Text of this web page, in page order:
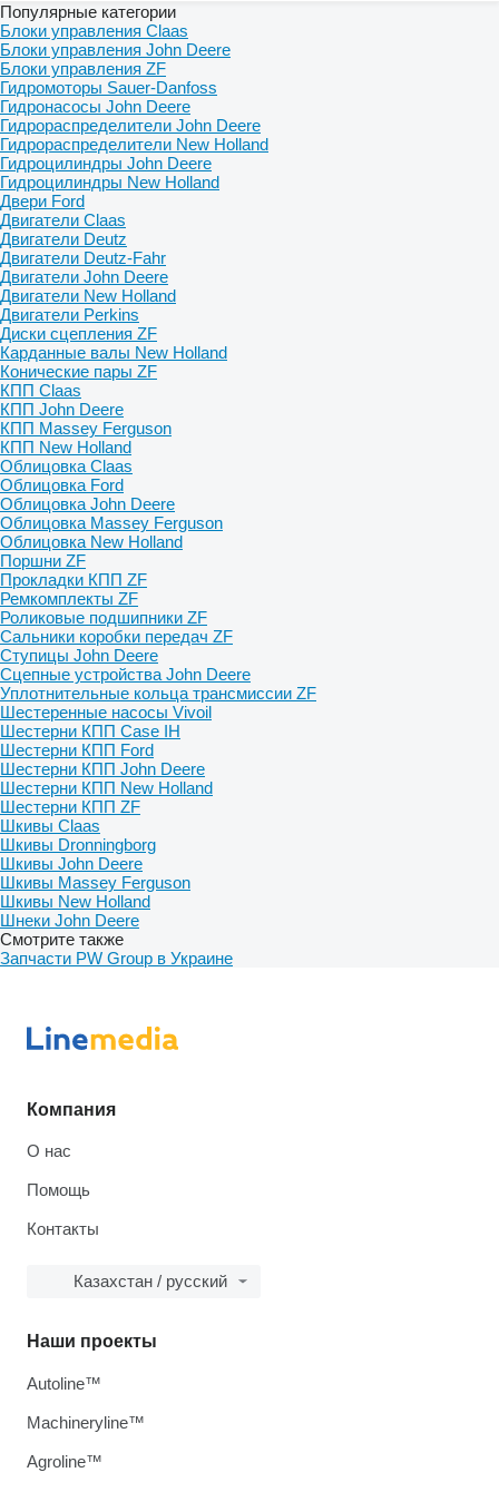
Популярные категории
Блоки управления Claas
Блоки управления John Deere
Блоки управления ZF
Гидромоторы Sauer-Danfoss
Гидронасосы John Deere
Гидрораспределители John Deere
Гидрораспределители New Holland
Гидроцилиндры John Deere
Гидроцилиндры New Holland
Двери Ford
Двигатели Claas
Двигатели Deutz
Двигатели Deutz-Fahr
Двигатели John Deere
Двигатели New Holland
Двигатели Perkins
Диски сцепления ZF
Карданные валы New Holland
Конические пары ZF
КПП Claas
КПП John Deere
КПП Massey Ferguson
КПП New Holland
Облицовка Claas
Облицовка Ford
Облицовка John Deere
Облицовка Massey Ferguson
Облицовка New Holland
Поршни ZF
Прокладки КПП ZF
Ремкомплекты ZF
Роликовые подшипники ZF
Сальники коробки передач ZF
Ступицы John Deere
Сцепные устройства John Deere
Уплотнительные кольца трансмиссии ZF
Шестеренные насосы Vivoil
Шестерни КПП Case IH
Шестерни КПП Ford
Шестерни КПП John Deere
Шестерни КПП New Holland
Шестерни КПП ZF
Шкивы Claas
Шкивы Dronningborg
Шкивы John Deere
Шкивы Massey Ferguson
Шкивы New Holland
Шнеки John Deere
Смотрите также
Запчасти PW Group в Украине
Компания
О нас
Помощь
Контакты
Казахстан / русский
Наши проекты
Autoline™
Machineryline™
Agroline™